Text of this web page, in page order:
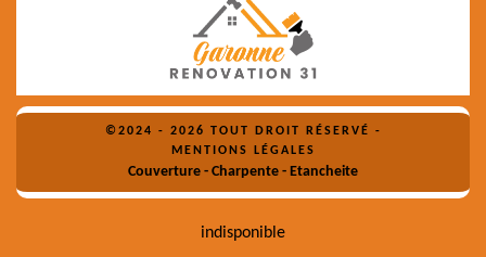
©2024 - 2026 TOUT DROIT RÉSERVÉ -
MENTIONS LÉGALES
Couverture - Charpente - Etancheite
indisponible